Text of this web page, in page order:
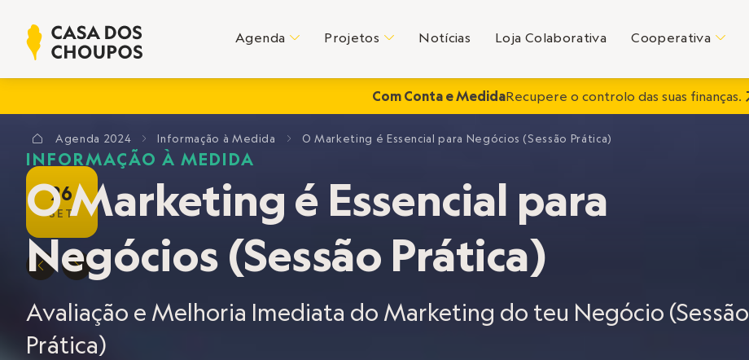
Agenda C Projetos C Notícias Loja Colaborativa Cooperativa C
Com Conta e MedidaRecupere o controlo das suas finanças.
26
SET
D E
INFORMAÇÃO À MEDIDA
O Marketing é Essencial para
Negócios (Sessão Prática)
Avaliação e Melhoria Imediata do Marketing do teu Negócio (Sessão
Prática)
? Agenda 2024 E Informação à Medida E O Marketing é Essencial para Negócios (Sessão Prática)